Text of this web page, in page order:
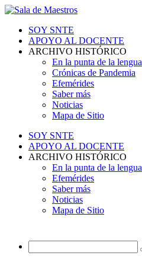
SOY SNTE
APOYO AL DOCENTE
ARCHIVO HISTÓRICO
En la punta de la lengua
Crónicas de Pandemia
Efemérides
Saber más
Noticias
Mapa de Sitio
SOY SNTE
APOYO AL DOCENTE
ARCHIVO HISTÓRICO
En la punta de la lengua
Efemérides
Saber más
Noticias
Mapa de Sitio